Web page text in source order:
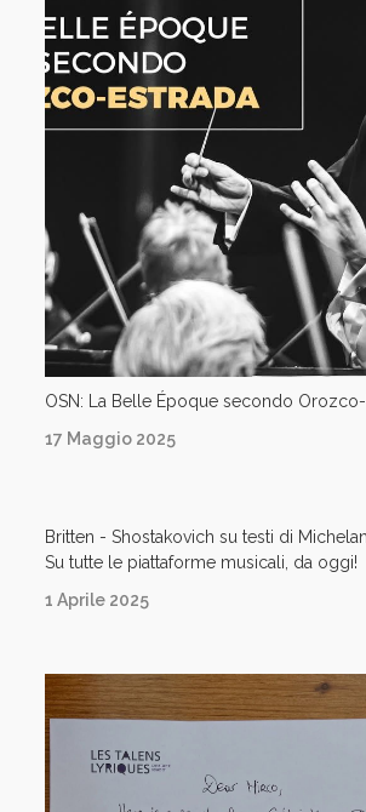
17 Maggio 2025
OSN: La Belle Époque secondo Orozco-
1 Aprile 2025
Britten - Shostakovich su testi di
Su tutte le piattaforme musicali, da oggi!